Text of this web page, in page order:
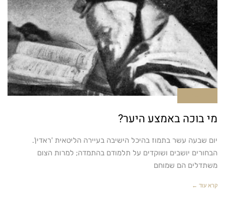
מי בוכה באמצע היער?
יום שבעה עשר בתמוז בהיכל הישיבה בעיירה הליטאית 'ראדין'.
הבחורים יושבים ושוקדים על תלמודם בהתמדה; למרות הצום
משתדלים הם שמוחם
קרא עוד ←